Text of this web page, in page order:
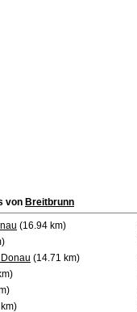
von Breitbrunn
(16.94 km)
(14.71 km)